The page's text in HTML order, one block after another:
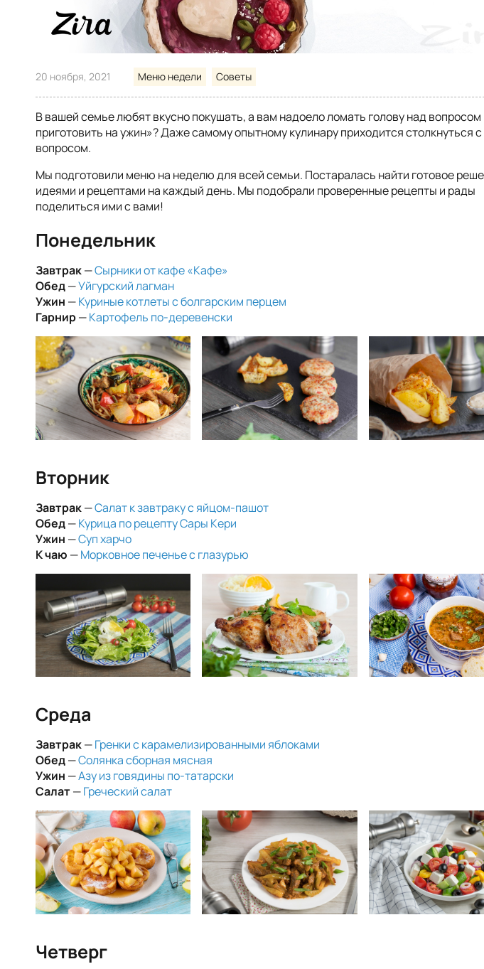
20 ноября, 2021 Меню недели Советы
В вашей семье любят вкусно покушать, а вам надоело ломать голову над вопросом
приготовить на ужин»? Даже самому опытному кулинару приходится столкнуться
вопросом.
Мы подготовили меню на неделю для всей семьи. Постаралась найти готовое
идеями и рецептами на каждый день. Мы подобрали проверенные рецепты и рады
поделиться ими с вами!
Понедельник
Завтрак—Сырники от кафе «Кафе»
Обед—Уйгурский лагман
Ужин —Куриные котлеты с болгарским перцем
Гарнир—Картофель по-деревенски
Вторник
Завтрак—Салат к завтраку с яйцом-пашот
Обед—Курица по рецепту Сары Кери
Ужин —Суп харчо
К чаю —Морковное печенье с глазурью
Среда
Завтрак—Гренки с карамелизированными яблоками
Обед—Солянка сборная мясная
Ужин —Азу из говядины по-татарски
Салат—Греческий салат
Четверг